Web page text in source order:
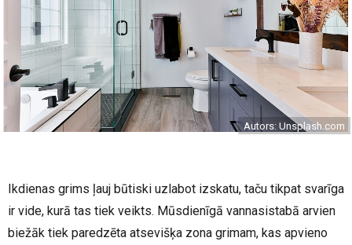
Autors: Unsplash.com
Ikdienas grims ļauj būtiski uzlabot izskatu, taču tikpat svarīga
ir vide, kurā tas tiek veikts. Mūsdienīgā vannasistabā arvien
biežāk tiek paredzēta atsevišķa zona grimam, kas apvieno